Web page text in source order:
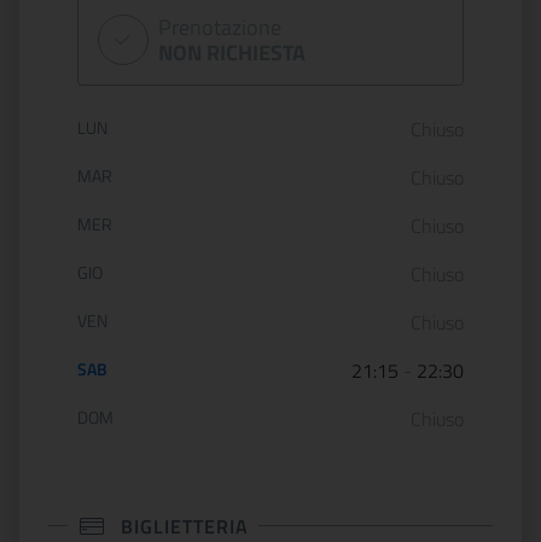
Orario di apertura:
LUN
MAR
MER
GIO
VEN
SAB 21:15 22:30
DOM
BIGLIETTERIA